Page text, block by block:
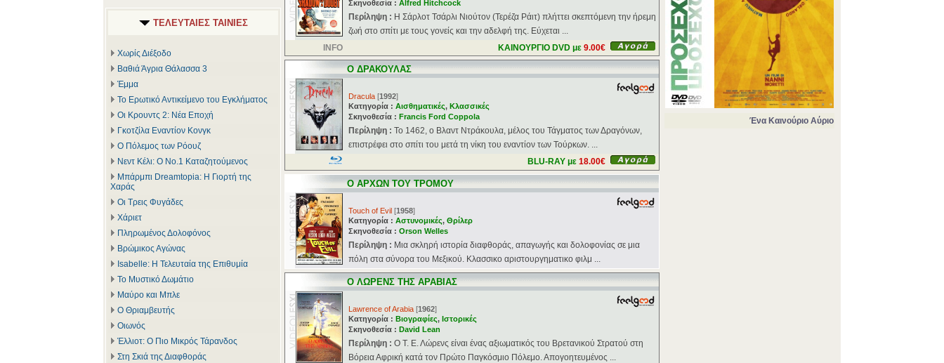
ΤΕΛΕΥΤΑΙΕΣ ΤΑΙΝΙΕΣ
Χωρίς Διέξοδο
Βαθιά Άγρια Θάλασσα 3
Έμμα
Το Ερωτικό Αντικείμενο του Εγκλήματος
Οι Κρουντς 2: Νέα Εποχή
Γκοτζίλα Εναντίον Κονγκ
Ο Πόλεμος των Ρόουζ
Νεντ Κέλι: Ο Νο.1 Καταζητούμενος
Μπάρμπι Dreamtopia: Η Γιορτή της
Χαράς
Οι Τρεις Φυγάδες
Χάριετ
Πληρωμένος Δολοφόνος
Βρώμικος Αγώνας
Isabelle: Η Τελευταία της Επιθυμία
Το Μυστικό Δωμάτιο
Μαύρο και Μπλε
Ο Θριαμβευτής
Οιωνός
Έλλιοτ: Ο Πιο Μικρός Τάρανδος
Στη Σκιά της Διαφθοράς
Σκηνοθεσία : Alfred Hitchcock
Περίληψη : Η Σάρλοτ Τσάρλι Νιούτον (Τερέζα Ράιτ) πλήττει σκεπτόμενη την ήρεμη
ζωή στο σπίτι με τους γονείς και την αδελφή της. Εύχεται ...
INFO
ΚΑΙΝΟΥΡΓΙΟ DVD με 9.00€
Ο ΔΡΑΚΟΥΛΑΣ
Dracula [1992]
Κατηγορία : Αισθηματικές, Κλασσικές
Σκηνοθεσία : Francis Ford Coppola
Περίληψη : Το 1462, ο Βλαντ Ντράκουλα, μέλος του Τάγματος των Δραγόνων,
επιστρέφει στο σπίτι του μετά τη νίκη του εναντίον των Τούρκων. ...
BLU-RAY με 18.00€
Ο ΑΡΧΩΝ ΤΟΥ ΤΡΟΜΟΥ
Touch of Evil [1958]
Κατηγορία : Αστυνομικές, Θρίλερ
Σκηνοθεσία : Orson Welles
Περίληψη : Μια σκληρή ιστορία διαφθοράς, απαγωγής και δολοφονίας σε μια
πόλη στα σύνορα του Μεξικού. Κλασσικο αριστουργηματικο φιλμ ...
Ο ΛΩΡΕΝΣ ΤΗΣ ΑΡΑΒΙΑΣ
Lawrence of Arabia [1962]
Κατηγορία : Βιογραφίες, Ιστορικές
Σκηνοθεσία : David Lean
Περίληψη : O Τ. Ε. Λώρενς είναι ένας αξιωματικός του Βρετανικού Στρατού στη
Βόρεια Αφρική κατά τον Πρώτο Παγκόσμιο Πόλεμο. Απογοητευμένος ...
Ένα Καινούριο Αύριο